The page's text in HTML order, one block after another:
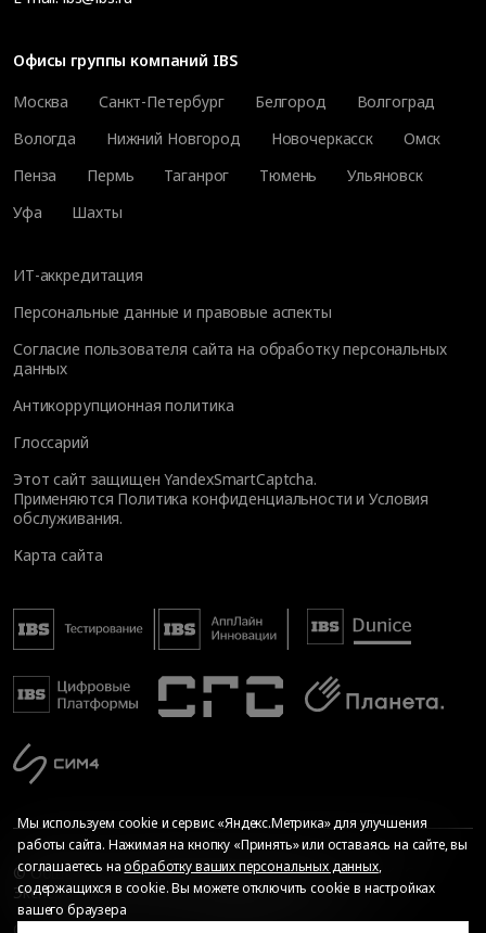
Офисы группы компаний IBS
Москва
Санкт-Петербург Белгород
Волгоград
Вологда
Нижний Новгород Новочеркасск
Омск
Пенза
Пермь Таганрог Тюмень
Ульяновск
Уфа
Шахты
ИТ-аккредитация
Персональные данные и правовые аспекты
Согласие пользователя сайта на обработку персональных
данных
Антикоррупционная политика
Глоссарий
Этот сайт защищен YandexSmartCaptcha.
Применяются Политика конфиденциальности иУсловия
обслуживания.
Карта сайта
© Общество с ограниченной ответственностью «ИБС
Экспертиза», 2026. Все права защищены
Мы используем cookie и сервис «Яндекс.Метрика» для улучшения
работы сайта. Нажимая на кнопку «Принять» или оставаясь на сайте, вы
соглашаетесь наобработку ваших персональных данных,
содержащихся в cookie. Вы можете отключить cookie в настройках
вашего браузера